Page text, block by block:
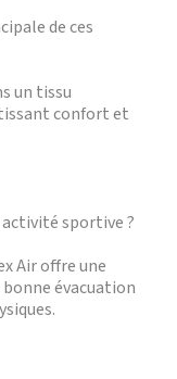
de ces
un tissu
confort et
sportive ?
Air offre une
évacuation